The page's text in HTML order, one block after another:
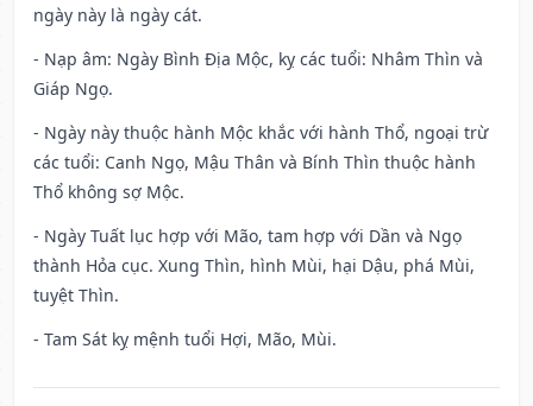
ngày này là ngày cát.
- Nạp âm: Ngày Bình Địa Mộc, kỵ các tuổi: Nhâm Thìn và
Giáp Ngọ.
- Ngày này thuộc hành Mộc khắc với hành Thổ, ngoại trừ
các tuổi: Canh Ngọ, Mậu Thân và Bính Thìn thuộc hành
Thổ không sợ Mộc.
- Ngày Tuất lục hợp với Mão, tam hợp với Dần và Ngọ
thành Hỏa cục. Xung Thìn, hình Mùi, hại Dậu, phá Mùi,
tuyệt Thìn.
- Tam Sát kỵ mệnh tuổi Hợi, Mão, Mùi.